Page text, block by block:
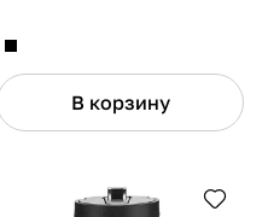
В корзину